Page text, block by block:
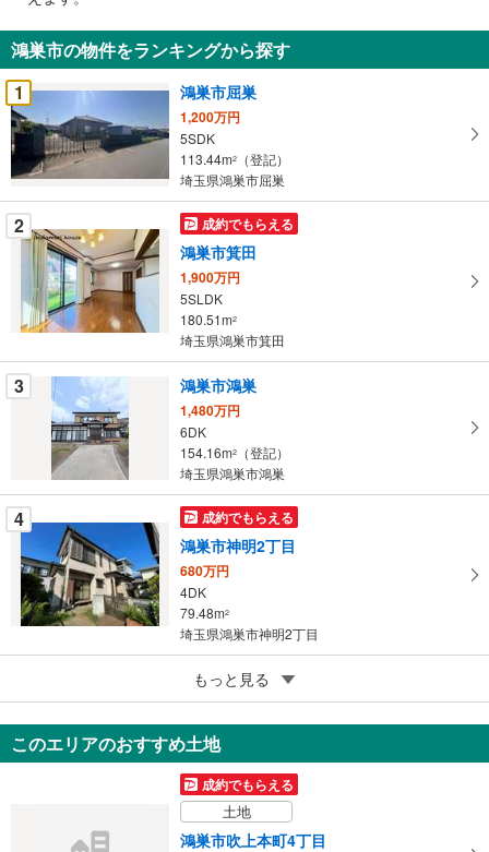
知
を
受
け
取
る
・
条
件
を
イ
ペ
ジ
に
る
鴻巣市の物件をランキングから探す
1
鴻巣市屈巣
1,200万円
5SDK
113.44m2
（登記）
埼玉県鴻巣市屈巣
2 成約でもらえる
鴻巣市箕田
1,900万円
5SLDK
180.51m2
埼玉県鴻巣市箕田
3 鴻巣市鴻巣
1,480万円
6DK
154.16m2
（登記）
埼玉県鴻巣市鴻巣
4 成約でもらえる
鴻巣市神明2丁目
680万円
4DK
79.48m2
埼玉県鴻巣市神明2丁目
成約でもらえる
鴻巣市吹上富士見2丁目
2,599万円
4LDK
101.02m2
埼玉県鴻巣市吹上富士見2丁目
もっと見る
このエリアのおすすめ土地
成約でもらえる
土地
鴻巣市吹上本町4丁目